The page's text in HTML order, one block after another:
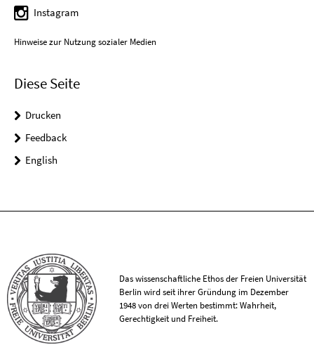
Instagram
Hinweise zur Nutzung sozialer Medien
Diese Seite
Drucken
Feedback
English
Das wissenschaftliche Ethos der Freien Universität
Berlin wird seit ihrer Gründung im Dezember
1948 von drei Werten bestimmt: Wahrheit,
Gerechtigkeit und Freiheit.